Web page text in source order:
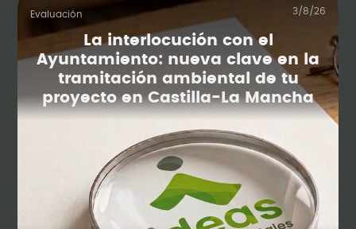
Evaluación 3/8/26
La interlocución con el
Ayuntamiento: nueva clave en la
tramitación ambiental de tu
proyecto en Castilla-La Mancha